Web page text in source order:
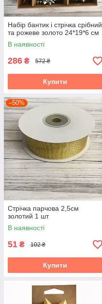
Набір бантик і стрічка срібний
та рожеве золото 24*19*6 см
В наявності
286 ₴ 572 ₴
Купити
–50%
Стрічка парчова 2,5см
золотий 1 шт
В наявності
51 ₴ 102 ₴
Купити